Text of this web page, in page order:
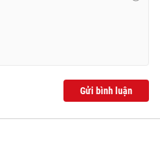
Gửi bình luận